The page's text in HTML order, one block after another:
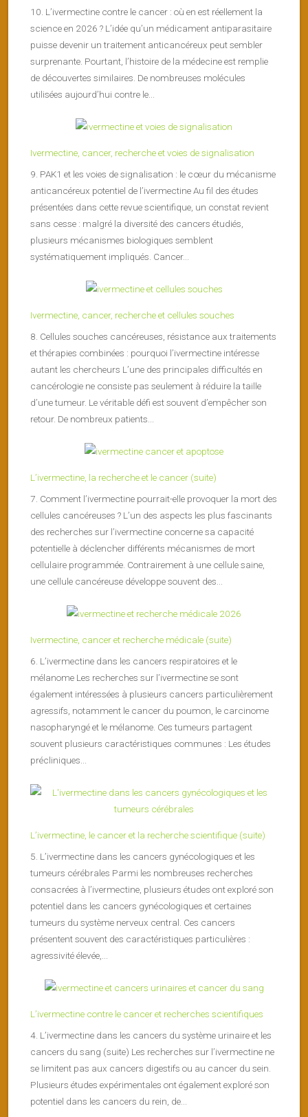
10. L’ivermectine contre le cancer : où en est réellement la
science en 2026 ? L’idée qu’un médicament antiparasitaire
puisse devenir un traitement anticancéreux peut sembler
surprenante. Pourtant, l’histoire de la médecine est remplie
de découvertes similaires. De nombreuses molécules
utilisées aujourd’hui contre le...
Ivermectine, cancer, recherche et voies de signalisation
9. PAK1 et les voies de signalisation : le cœur du mécanisme
anticancéreux potentiel de l’ivermectine Au fil des études
présentées dans cette revue scientifique, un constat revient
sans cesse : malgré la diversité des cancers étudiés,
plusieurs mécanismes biologiques semblent
systématiquement impliqués. Cancer...
Ivermectine, cancer, recherche et cellules souches
8. Cellules souches cancéreuses, résistance aux traitements
et thérapies combinées : pourquoi l’ivermectine intéresse
autant les chercheurs L’une des principales difficultés en
cancérologie ne consiste pas seulement à réduire la taille
d’une tumeur. Le véritable défi est souvent d’empêcher son
retour. De nombreux patients...
L’ivermectine, la recherche et le cancer (suite)
7. Comment l’ivermectine pourrait-elle provoquer la mort des
cellules cancéreuses ? L’un des aspects les plus fascinants
des recherches sur l’ivermectine concerne sa capacité
potentielle à déclencher différents mécanismes de mort
cellulaire programmée. Contrairement à une cellule saine,
une cellule cancéreuse développe souvent des...
Ivermectine, cancer et recherche médicale (suite)
6. L’ivermectine dans les cancers respiratoires et le
mélanome Les recherches sur l’ivermectine se sont
également intéressées à plusieurs cancers particulièrement
agressifs, notamment le cancer du poumon, le carcinome
nasopharyngé et le mélanome. Ces tumeurs partagent
souvent plusieurs caractéristiques communes : Les études
précliniques...
L’ivermectine, le cancer et la recherche scientifique (suite)
5. L’ivermectine dans les cancers gynécologiques et les
tumeurs cérébrales Parmi les nombreuses recherches
consacrées à l’ivermectine, plusieurs études ont exploré son
potentiel dans les cancers gynécologiques et certaines
tumeurs du système nerveux central. Ces cancers
présentent souvent des caractéristiques particulières :
agressivité élevée,...
L’ivermectine contre le cancer et recherches scientifiques
4. L’ivermectine dans les cancers du système urinaire et les
cancers du sang (suite) Les recherches sur l’ivermectine ne
se limitent pas aux cancers digestifs ou au cancer du sein.
Plusieurs études expérimentales ont également exploré son
potentiel dans les cancers du rein, de...